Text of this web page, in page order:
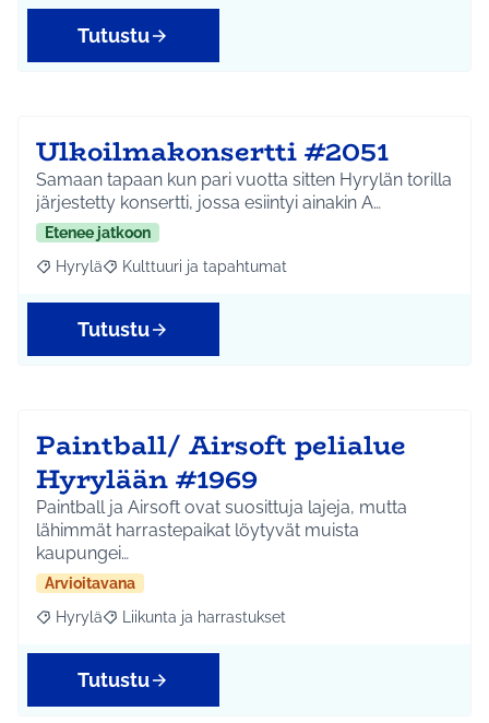
Tutustu
Ulkoilmakonsertti #2051
Samaan tapaan kun pari vuotta sitten Hyrylän torilla
järjestetty konsertti, jossa esiintyi ainakin A…
Etenee jatkoon
Rajaa tulokset aihepiirin mukaan: Hyrylä
Hyrylä Rajaa tulokset teeman mukaan: Kulttuuri ja
Kulttuuri ja tapahtumat
Tutustu
Paintball/ Airsoft pelialue
Hyrylään #1969
Paintball ja Airsoft ovat suosittuja lajeja, mutta
lähimmät harrastepaikat löytyvät muista
kaupungei…
Arvioitavana
Rajaa tulokset aihepiirin mukaan: Hyrylä
Hyrylä Rajaa tulokset teeman mukaan: Liikunta ja
Liikunta ja harrastukset
Tutustu